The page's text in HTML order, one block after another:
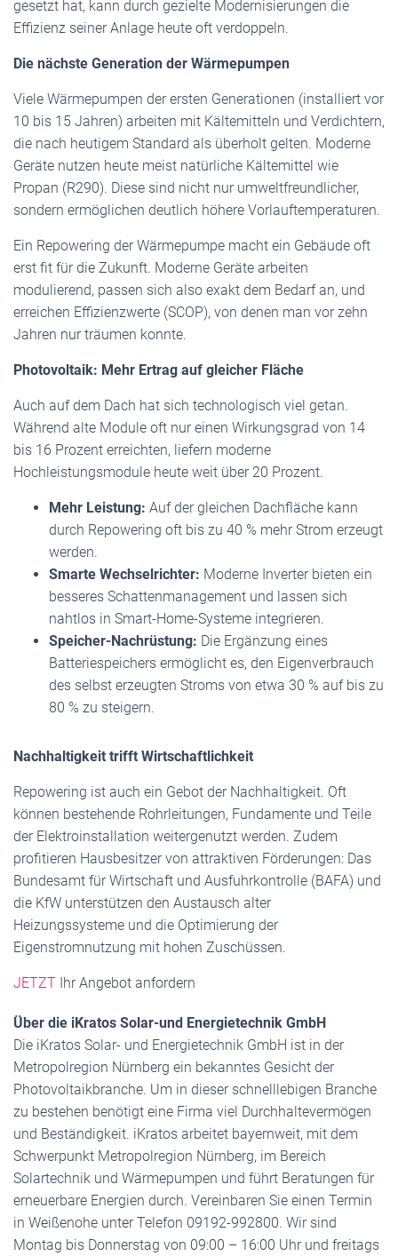
gesetzt hat, kann durch gezielte Modernisierungen die
Effizienz seiner Anlage heute oft verdoppeln.
Die nächste Generation der Wärmepumpen
Viele Wärmepumpen der ersten Generationen (installiert vor
10 bis 15 Jahren) arbeiten mit Kältemitteln und Verdichtern,
die nach heutigem Standard als überholt gelten. Moderne
Geräte nutzen heute meist natürliche Kältemittel wie
Propan (R290). Diese sind nicht nur umweltfreundlicher,
sondern ermöglichen deutlich höhere Vorlauftemperaturen.
Ein Repowering der Wärmepumpe macht ein Gebäude oft
erst fit für die Zukunft. Moderne Geräte arbeiten
modulierend, passen sich also exakt dem Bedarf an, und
erreichen Effizienzwerte (SCOP), von denen man vor zehn
Jahren nur träumen konnte.
Photovoltaik: Mehr Ertrag auf gleicher Fläche
Auch auf dem Dach hat sich technologisch viel getan.
Während alte Module oft nur einen Wirkungsgrad von 14
bis 16 Prozent erreichten, liefern moderne
Hochleistungsmodule heute weit über 20 Prozent.
Mehr Leistung: Auf der gleichen Dachfläche kann
durch Repowering oft bis zu 40 % mehr Strom erzeugt
werden.
Smarte Wechselrichter: Moderne Inverter bieten ein
besseres Schattenmanagement und lassen sich
nahtlos in Smart-Home-Systeme integrieren.
Speicher-Nachrüstung: Die Ergänzung eines
Batteriespeichers ermöglicht es, den Eigenverbrauch
des selbst erzeugten Stroms von etwa 30 % auf bis zu
80 % zu steigern.
Nachhaltigkeit trifft Wirtschaftlichkeit
Repowering ist auch ein Gebot der Nachhaltigkeit. Oft
können bestehende Rohrleitungen, Fundamente und Teile
der Elektroinstallation weitergenutzt werden. Zudem
profitieren Hausbesitzer von attraktiven Förderungen: Das
Bundesamt für Wirtschaft und Ausfuhrkontrolle (BAFA) und
die KfW unterstützen den Austausch alter
Heizungssysteme und die Optimierung der
Eigenstromnutzung mit hohen Zuschüssen.
JETZT Ihr Angebot anfordern
Über die iKratos Solar-und Energietechnik GmbH
Die iKratos Solar- und Energietechnik GmbH ist in der
Metropolregion Nürnberg ein bekanntes Gesicht der
Photovoltaikbranche. Um in dieser schnelllebigen Branche
zu bestehen benötigt eine Firma viel Durchhaltevermögen
und Beständigkeit. iKratos arbeitet bayernweit, mit dem
Schwerpunkt Metropolregion Nürnberg, im Bereich
Solartechnik und Wärmepumpen und führt Beratungen für
erneuerbare Energien durch. Vereinbaren Sie einen Termin
in Weißenohe unter Telefon 09192-992800. Wir sind
Montag bis Donnerstag von 09:00 – 16:00 Uhr und freitags